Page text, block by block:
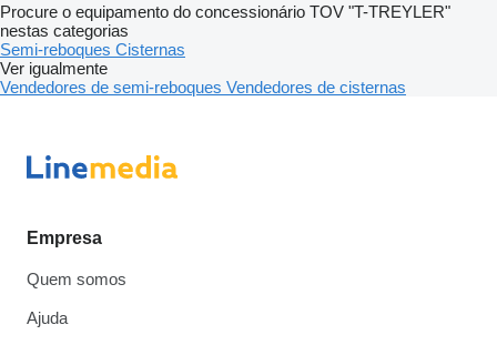
Procure o equipamento do concessionário TOV "T-TREYLER"
nestas categorias
Semi-reboques Cisternas
Ver igualmente
Vendedores de semi-reboques Vendedores de cisternas
Empresa
Quem somos
Ajuda